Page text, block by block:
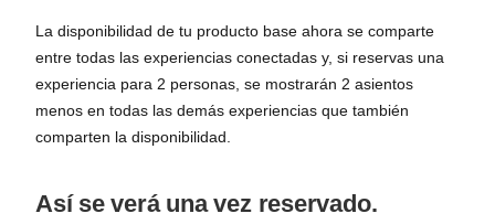
La disponibilidad de tu producto base ahora se comparte
entre todas las experiencias conectadas y, si reservas una
experiencia para 2 personas, se mostrarán 2 asientos
menos en todas las demás experiencias que también
comparten la disponibilidad.
Así se verá una vez reservado.